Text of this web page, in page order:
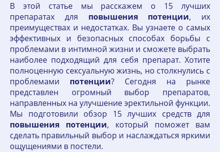
В этой статье мы расскажем о 15 лучших
препаратах для повышения потенции, их
преимуществах и недостатках. Вы узнаете о самых
эффективных и безопасных способах борьбы с
проблемами в интимной жизни и сможете выбрать
наиболее подходящий для себя препарат. Хотите
полноценную сексуальную жизнь, но столкнулись с
проблемами потенции? Сегодня на рынке
представлен огромный выбор препаратов,
направленных на улучшение эректильной функции.
Мы подготовили обзор 15 лучших средств для
повышения
потенции, который поможет вам
сделать правильный выбор и наслаждаться яркими
ощущениями в постели.